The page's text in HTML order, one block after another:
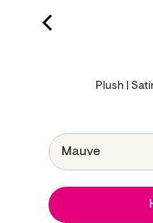
Plush |